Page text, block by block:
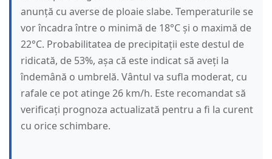
anunță cu averse de ploaie slabe. Temperaturile se
vor încadra între o minimă de 18°C și o maximă de
22°C. Probabilitatea de precipitații este destul de
ridicată, de 53%, așa că este indicat să aveți la
îndemână o umbrelă. Vântul va sufla moderat, cu
rafale ce pot atinge 26 km/h. Este recomandat să
verificați prognoza actualizată pentru a fi la curent
cu orice schimbare.